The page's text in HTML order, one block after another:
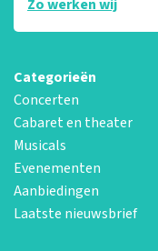
Zo werken wij
Categorieën
Concerten
Cabaret en theater
Musicals
Evenementen
Aanbiedingen
Laatste nieuwsbrief